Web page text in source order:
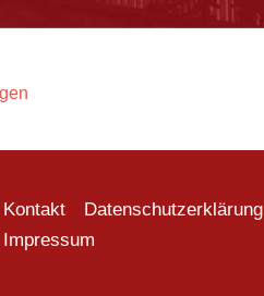
Kontakt
Datenschutzerklärung
Impressum